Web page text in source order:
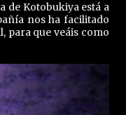
de Kotobukiya está a
nos ha facilitado
para que veáis como